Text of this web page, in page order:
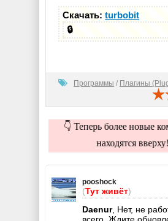
Скачать:turbobit
🔒
Программы / Плагины
👇 Теперь более новые
находятся
pooshock
(Тут живёт)
Daenur, Нет, не